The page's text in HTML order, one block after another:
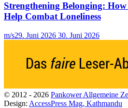
Strengthening Belonging:
Help Combat Loneliness
m/s29. Juni 2026 30. Juni 2026
© 2012 - 2026 Pankower Allgemeine
Design: AccessPress Mag, Kathmandu